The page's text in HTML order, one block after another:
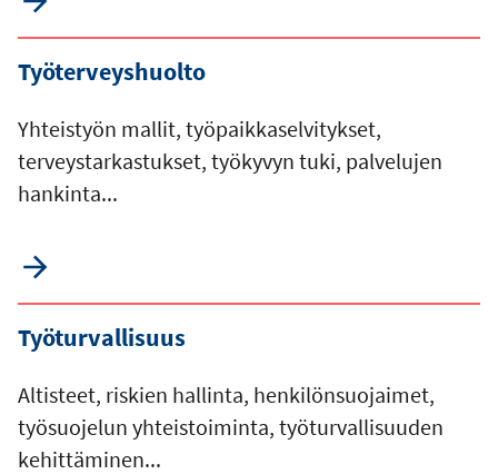
Työterveyshuolto
Yhteistyön mallit, työpaikkaselvitykset,
terveystarkastukset, työkyvyn tuki, palvelujen
hankinta...
Työturvallisuus
Altisteet, riskien hallinta, henkilönsuojaimet,
työsuojelun yhteistoiminta, työturvallisuuden
kehittäminen...